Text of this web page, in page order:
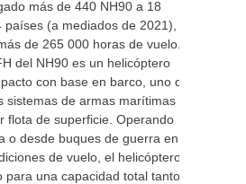
más de 440 NH90 a 18
países (a mediados de 2021),
de 265 000 horas de vuelo.
del NH90 es un helicóptero
con base en barco, uno de
sistemas de armas marítimas
flota de superficie. Operando
o desde buques de guerra en
de vuelo, el helicóptero
para una capacidad total tanto